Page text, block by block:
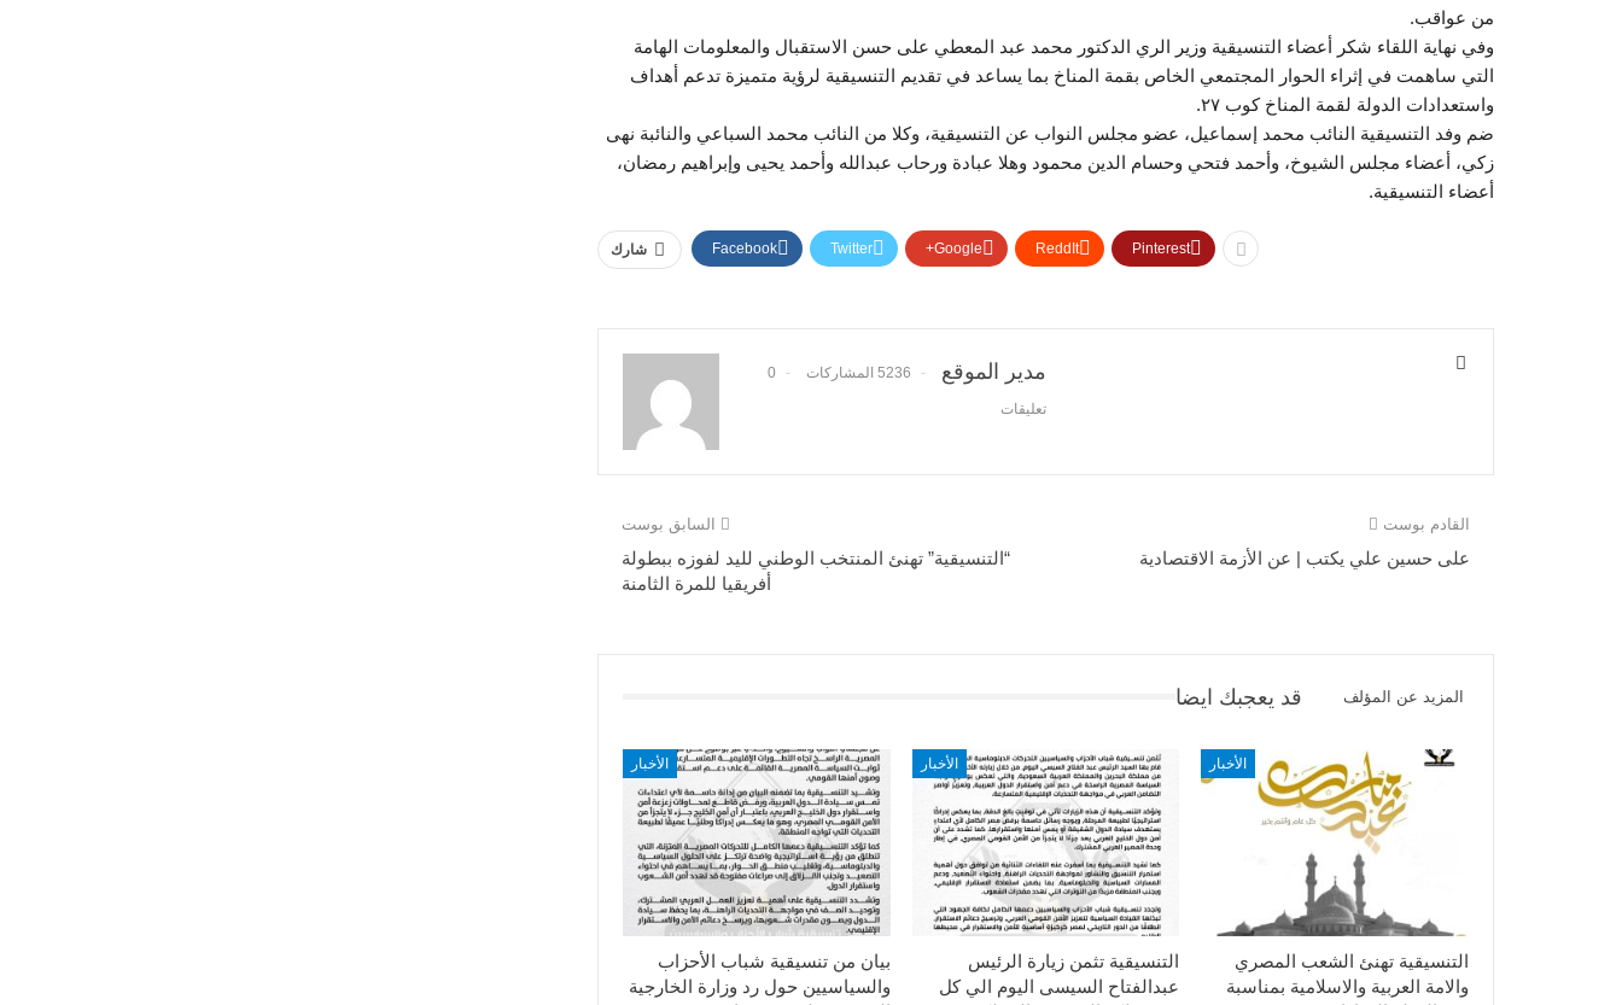
من عواقب.
وفي نهاية اللقاء شكر أعضاء التنسيقية وزير الري الدكتور محمد عبد المعطي على حسن الاستقبال والمعلومات الهامة
التي ساهمت في إثراء الحوار المجتمعي الخاص بقمة المناخ بما يساعد في تقديم التنسيقية لرؤية متميزة تدعم أهداف
واستعدادات الدولة لقمة المناخ كوب ٢٧.
ضم وفد التنسيقية النائب محمد إسماعيل، عضو مجلس النواب عن التنسيقية، وكلا من النائب محمد السباعي والنائبة نهى
زكي، أعضاء مجلس الشيوخ، وأحمد فتحي وحسام الدين محمود وهلا عبادة ورحاب عبدالله وأحمد يحيى وإبراهيم رمضان،
أعضاء التنسيقية.
شارك Facebook Twitter Google+ ReddIt Pinterest
مدير الموقع 5236 المشاركات 0
تعليقات
السابق بوست
“التنسيقية” تهنئ المنتخب الوطني لليد لفوزه ببطولة
أفريقيا للمرة الثامنة
القادم بوست
على حسين علي يكتب | عن الأزمة الاقتصادية
قد يعجبك ايضا المزيد عن المؤلف
الأخبار
بيان من تنسيقية شباب الأحزاب
والسياسيين حول رد وزارة الخارجية
الأخبار
التنسيقية تثمن زيارة الرئيس
عبدالفتاح السيسى اليوم الي كل
الأخبار
التنسيقية تهنئ الشعب المصري
والامة العربية والاسلامية بمناسبة